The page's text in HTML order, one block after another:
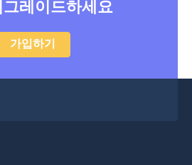
레이드하세요
가입하기